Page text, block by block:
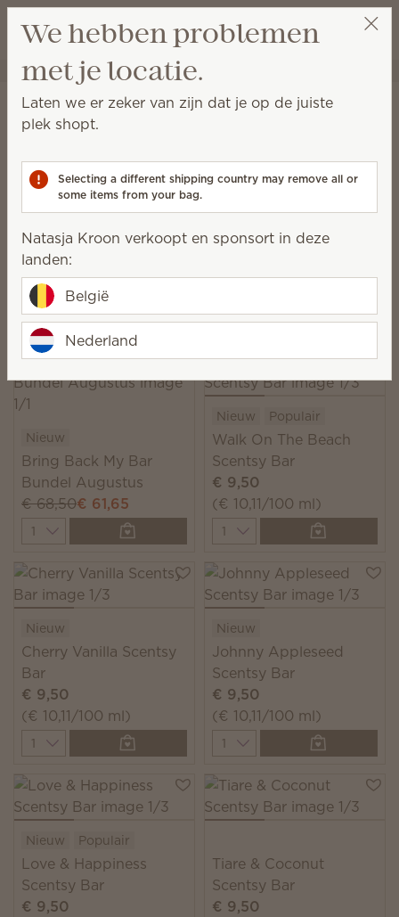
Verlanglijst
Winkeltas
Natasja Kroon Selecteer een party
Collecties Bring Back My Bar
Bring Back My Bar | Scentsy
Tijdloze Scentsy Bars zijn voor beperkte tijd terug.
Shop deze geliefde geuren, zolang de voorraad
16 Resultaten
Kies 6 Scentsy waxbars, bespaar 10%
Exclusief gelicentieerde en gebundelde producten.
Nieuw
Bring Back My Bar
Bundel Augustus
€ 68,50€ 61,65
Quantity
Nieuw Populair
Walk On The Beach
Scentsy Bar
€ 9,50
(€ 10,11/100 ml)
Quantity
Nieuw
Cherry Vanilla Scentsy
Bar
€ 9,50
(€ 10,11/100 ml)
Quantity
Nieuw
Johnny Appleseed
Scentsy Bar
€ 9,50
(€ 10,11/100 ml)
Quantity
Nieuw Populair
Love & Happiness
Scentsy Bar
€ 9,50
Tiare & Coconut
Scentsy Bar
€ 9,50
We hebben problemen
met je locatie.
Laten we er zeker van zijn dat je op de juiste
plek shopt.
Selecting a different shipping country may remove all or
some items from your bag.
Natasja Kroon verkoopt en sponsort in deze
landen:
België
Nederland